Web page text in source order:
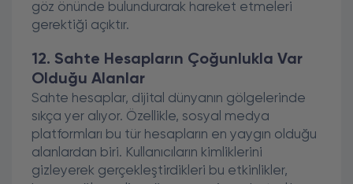
göz önünde bulundurarak hareket etmeleri
gerektiği açıktır.
12. Sahte Hesapların Çoğunlukla Var
Olduğu Alanlar
Sahte hesaplar, dijital dünyanın gölgelerinde
sıkça yer alıyor. Özellikle, sosyal medya
platformları bu tür hesapların en yaygın olduğu
alanlardan biri. Kullanıcıların kimliklerini
gizleyerek gerçekleştirdikleri bu etkinlikler,